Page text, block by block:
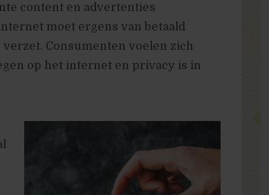
content en advertenties
moet ergens van betaald
Consumenten voelen zich
op het internet en privacy is in